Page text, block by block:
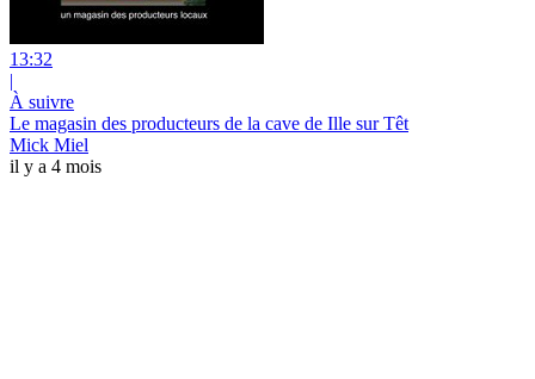
13:32
|
À suivre
Le magasin des producteurs de la cave de Ille sur Têt
Mick Miel
il y a 4 mois